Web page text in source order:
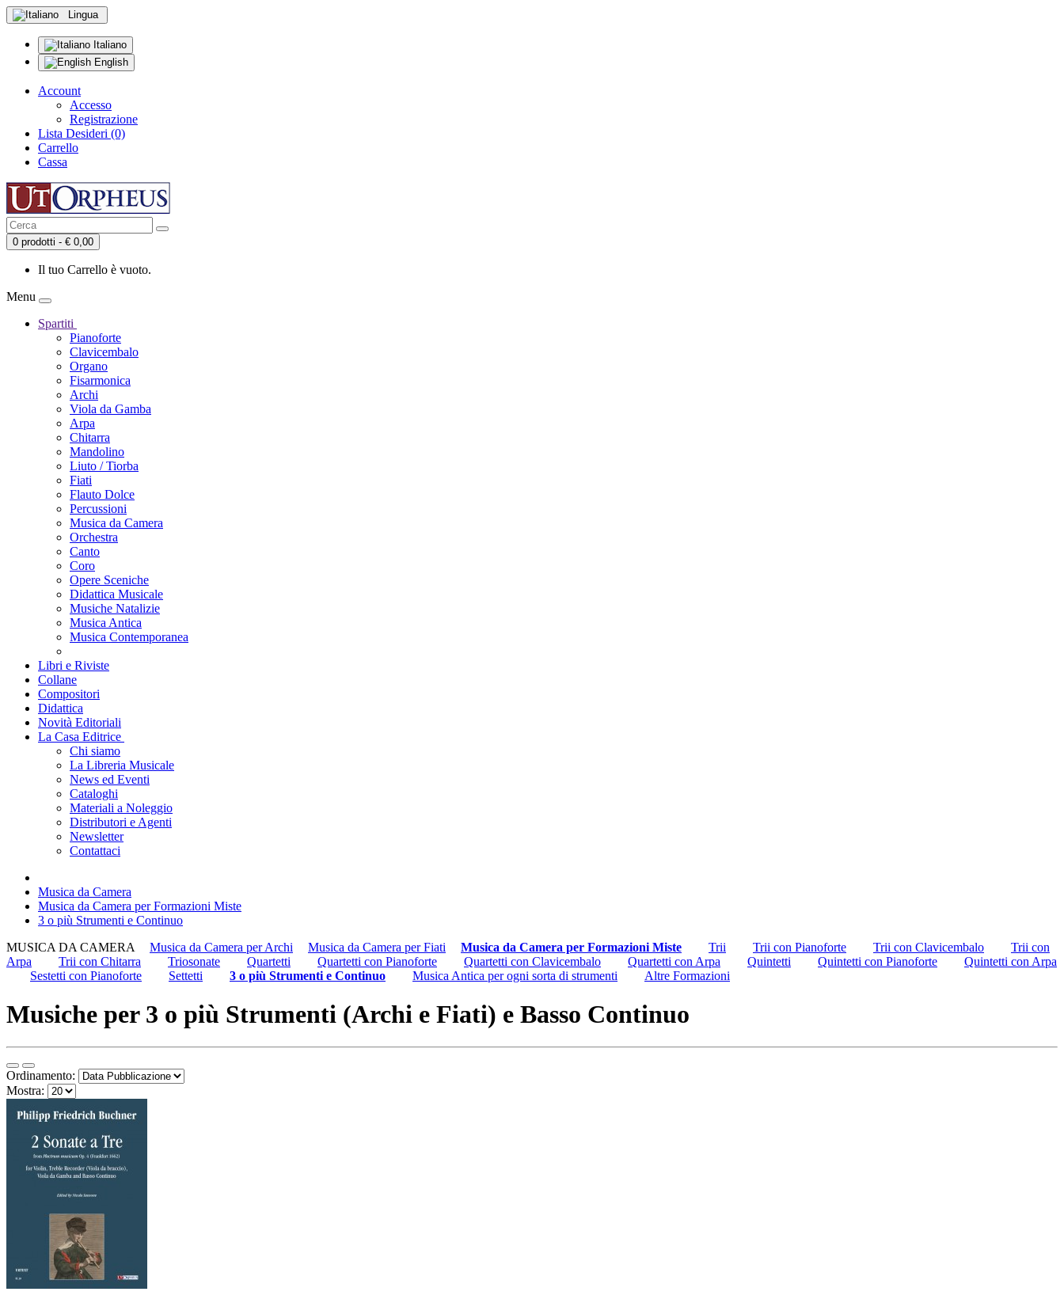
Lingua
Italiano
English
Account
Accesso
Registrazione
Lista Desideri (0)
Carrello
Cassa
0 prodotti - € 0,00
Il tuo Carrello è vuoto.
Menu
Spartiti
Pianoforte
Clavicembalo
Organo
Fisarmonica
Archi
Viola da Gamba
Arpa
Chitarra
Mandolino
Liuto / Tiorba
Fiati
Flauto Dolce
Percussioni
Musica da Camera
Orchestra
Canto
Coro
Opere Sceniche
Didattica Musicale
Musiche Natalizie
Musica Antica
Musica Contemporanea
Libri e Riviste
Collane
Compositori
Didattica
Novità Editoriali
La Casa Editrice
Chi siamo
La Libreria Musicale
News ed Eventi
Cataloghi
Materiali a Noleggio
Distributori e Agenti
Newsletter
Contattaci
Musica da Camera
Musica da Camera per Formazioni Miste
3 o più Strumenti e Continuo
MUSICA DA CAMERA
Musica da Camera per Archi Musica da Camera per Fiati Musica da Camera per Formazioni Miste Trii Trii con Pianoforte Trii con Clavicembalo
Trii con
Arpa
Trii con Chitarra Triosonate Quartetti Quartetti con Pianoforte Quartetti con Clavicembalo Quartetti con Arpa Quintetti Quintetti con Pianoforte
Quintetti con Arpa
Sestetti con Pianoforte
Settetti 3 o più Strumenti e Continuo Musica Antica per ogni sorta di strumenti Altre Formazioni
Musiche per 3 o più Strumenti (Archi e Fiati) e Basso Continuo
Ordinamento:
Mostra: